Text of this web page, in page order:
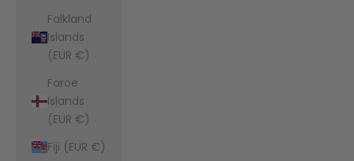
Falkland
Islands
(EUR €)
Faroe
Islands
(EUR €)
Fiji (EUR €)